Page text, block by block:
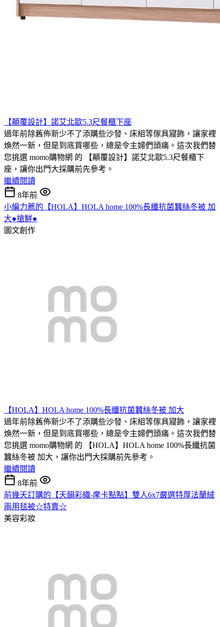
【顛覆設計】諾艾北歐5.3尺餐櫃下座
過年前除舊佈新少不了添購些沙發、床組等傢具寢飾，讓家裡
煥然一新，但是到底買哪些，總是令主婦們頭痛。這次我們替
您挑選 momo購物網 的 【顛覆設計】諾艾北歐5.3尺餐櫃下
座，讓你出門大採購前先參考。
繼續閱讀
8年前
小編力薦的【HOLA】HOLA home 100%長纖抗菌蠶絲冬被 加
大●搶鮮●
圖文創作
【HOLA】HOLA home 100%長纖抗菌蠶絲冬被 加大
過年前除舊佈新少不了添購些沙發、床組等傢具寢飾，讓家裡
煥然一新，但是到底買哪些，總是令主婦們頭痛。這次我們替
您挑選 momo購物網 的 【HOLA】HOLA home 100%長纖抗菌
蠶絲冬被 加大，讓你出門大採購前先參考。
繼續閱讀
8年前
前幾天訂購的【天韻彩織-摩卡點點】雙人6x7嚴選特厚法蘭絨
兩用毯被☆特賣☆
美容彩妝